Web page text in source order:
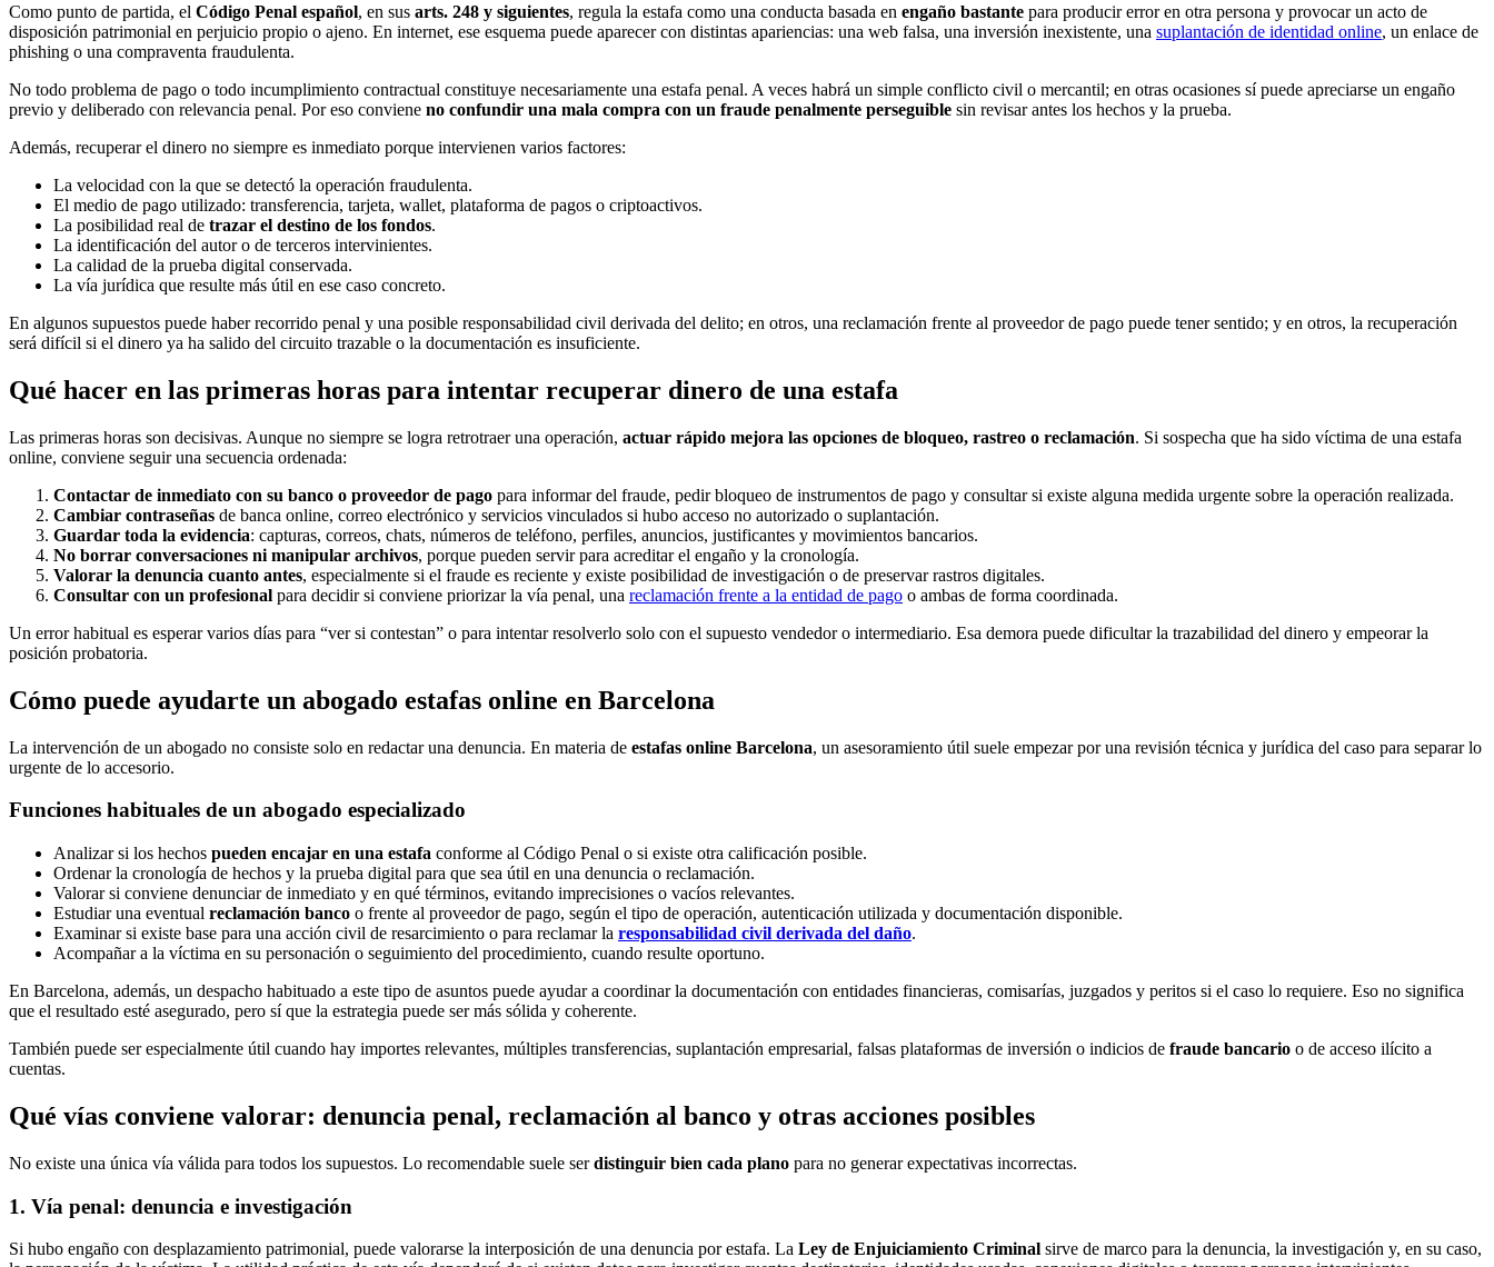
Como punto de partida, el Código Penal español, en sus arts. 248 y siguientes, regula la estafa como una conducta basada en engaño bastante para producir error en otra persona y provocar un acto de
disposición patrimonial en perjuicio propio o ajeno. En internet, ese esquema puede aparecer con distintas apariencias: una web falsa, una inversión inexistente, una suplantación de identidad online, un enlace de
phishing o una compraventa fraudulenta.
No todo problema de pago o todo incumplimiento contractual constituye necesariamente una estafa penal. A veces habrá un simple conflicto civil o mercantil; en otras ocasiones sí puede apreciarse un engaño
previo y deliberado con relevancia penal. Por eso conviene no confundir una mala compra con un fraude penalmente perseguible sin revisar antes los hechos y la prueba.
Además, recuperar el dinero no siempre es inmediato porque intervienen varios factores:
La velocidad con la que se detectó la operación fraudulenta.
El medio de pago utilizado: transferencia, tarjeta, wallet, plataforma de pagos o criptoactivos.
La posibilidad real de trazar el destino de los fondos.
La identificación del autor o de terceros intervinientes.
La calidad de la prueba digital conservada.
La vía jurídica que resulte más útil en ese caso concreto.
En algunos supuestos puede haber recorrido penal y una posible responsabilidad civil derivada del delito; en otros, una reclamación frente al proveedor de pago puede tener sentido; y en otros, la recuperación
será difícil si el dinero ya ha salido del circuito trazable o la documentación es insuficiente.
Qué hacer en las primeras horas para intentar recuperar dinero de una estafa
Las primeras horas son decisivas. Aunque no siempre se logra retrotraer una operación, actuar rápido mejora las opciones de bloqueo, rastreo o reclamación. Si sospecha que ha sido víctima de una estafa
online, conviene seguir una secuencia ordenada:
Contactar de inmediato con su banco o proveedor de pago para informar del fraude, pedir bloqueo de instrumentos de pago y consultar si existe alguna medida urgente sobre la operación realizada.
Cambiar contraseñas de banca online, correo electrónico y servicios vinculados si hubo acceso no autorizado o suplantación.
Guardar toda la evidencia: capturas, correos, chats, números de teléfono, perfiles, anuncios, justificantes y movimientos bancarios.
No borrar conversaciones ni manipular archivos, porque pueden servir para acreditar el engaño y la cronología.
Valorar la denuncia cuanto antes, especialmente si el fraude es reciente y existe posibilidad de investigación o de preservar rastros digitales.
Consultar con un profesional para decidir si conviene priorizar la vía penal, una reclamación frente a la entidad de pago o ambas de forma coordinada.
Un error habitual es esperar varios días para “ver si contestan” o para intentar resolverlo solo con el supuesto vendedor o intermediario. Esa demora puede dificultar la trazabilidad del dinero y empeorar la
posición probatoria.
Cómo puede ayudarte un abogado estafas online en Barcelona
La intervención de un abogado no consiste solo en redactar una denuncia. En materia de estafas online Barcelona, un asesoramiento útil suele empezar por una revisión técnica y jurídica del caso para separar lo
urgente de lo accesorio.
Funciones habituales de un abogado especializado
Analizar si los hechos pueden encajar en una estafa conforme al Código Penal o si existe otra calificación posible.
Ordenar la cronología de hechos y la prueba digital para que sea útil en una denuncia o reclamación.
Valorar si conviene denunciar de inmediato y en qué términos, evitando imprecisiones o vacíos relevantes.
Estudiar una eventual reclamación banco o frente al proveedor de pago, según el tipo de operación, autenticación utilizada y documentación disponible.
Examinar si existe base para una acción civil de resarcimiento o para reclamar la responsabilidad civil derivada del daño.
Acompañar a la víctima en su personación o seguimiento del procedimiento, cuando resulte oportuno.
En Barcelona, además, un despacho habituado a este tipo de asuntos puede ayudar a coordinar la documentación con entidades financieras, comisarías, juzgados y peritos si el caso lo requiere. Eso no significa
que el resultado esté asegurado, pero sí que la estrategia puede ser más sólida y coherente.
También puede ser especialmente útil cuando hay importes relevantes, múltiples transferencias, suplantación empresarial, falsas plataformas de inversión o indicios de fraude bancario o de acceso ilícito a
cuentas.
Qué vías conviene valorar: denuncia penal, reclamación al banco y otras acciones posibles
No existe una única vía válida para todos los supuestos. Lo recomendable suele serdistinguir bien cada plano para no generar expectativas incorrectas.
1. Vía penal: denuncia e investigación
Si hubo engaño con desplazamiento patrimonial, puede valorarse la interposición de una denuncia por estafa. La Ley de Enjuiciamiento Criminal sirve de marco para la denuncia, la investigación y, en su caso,